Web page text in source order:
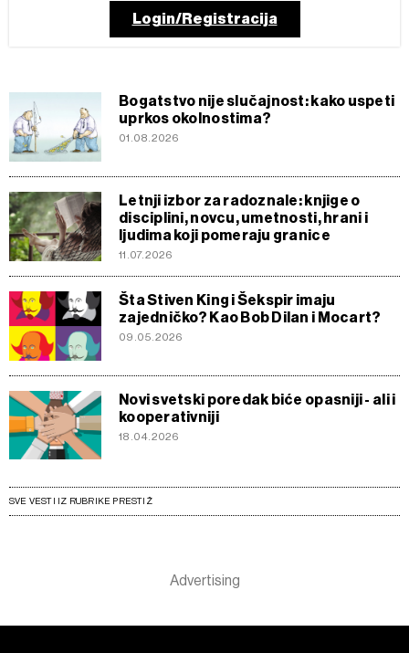
Login/Registracija
Bogatstvo nije slučajnost: kako uspeti
uprkos okolnostima?
01.08.2026
Letnji izbor za radoznale: knjige o
disciplini, novcu, umetnosti, hrani i
ljudima koji pomeraju granice
11.07.2026
Šta Stiven King i Šekspir imaju
zajedničko? Kao Bob Dilan i Mocart?
09.05.2026
Novi svetski poredak biće opasniji - ali i
kooperativniji
18.04.2026
SVE VESTI IZ RUBRIKE PRESTIŽ